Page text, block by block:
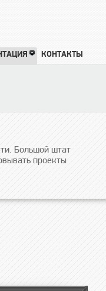
КОНТАКТЫ
Большой штат
проекты